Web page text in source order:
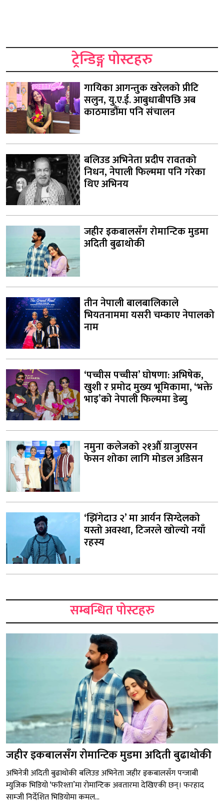
ट्रेन्डिङ्ग पोस्टहरु
गायिका आगन्तुक खरेलको प्रीटि
सलुन, यु.ए.ई. आबुधाबीपछि अब
काठमाडौंमा पनि संचालन
बलिउड अभिनेता प्रदीप रावतको
निधन, नेपाली फिल्ममा पनि गरेका
थिए अभिनय
जहीर इकबालसँग रोमान्टिक मुडमा
अदिती बुढाथोकी
तीन नेपाली बालबालिकाले
भियतनाममा यसरी चम्काए नेपालको
नाम
‘पच्चीस पच्चीस’ घोषणा: अभिषेक,
खुशी र प्रमोद मुख्य भूमिकामा, ‘भक्ते
भाइ’को नेपाली फिल्ममा डेब्यु
नमुना कलेजको २१औँ ग्राजुएसन
फेसन शोका लागि मोडल अडिसन
‘झिँगेदाउ २’ मा आर्यन सिग्देलको
यस्तो अवस्था, टिजरले खोल्यो नयाँ
रहस्य
सम्बन्धित पोस्टहरु
जहीर इकबालसँग रोमान्टिक मुडमा अदिती बुढाथोकी
अभिनेत्री अदिती बुढाथोकी बलिउड अभिनेता जहीर इकबालसँग पन्जाबी
म्युजिक भिडियो ‘फरिश्ता’मा रोमान्टिक अवतारमा देखिएकी छन्। फरहाद
साम्जी निर्देशित भिडियोमा कमल...